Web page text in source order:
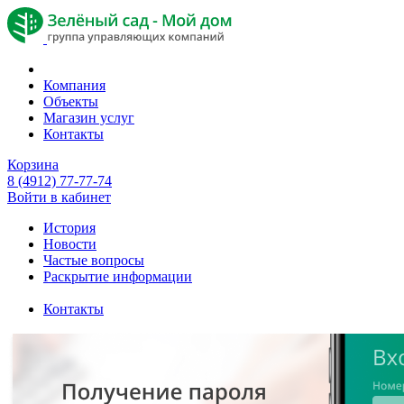
Компания
Объекты
Магазин услуг
Контакты
Корзина
8 (4912) 77-77-74
Войти в кабинет
История
Новости
Частые вопросы
Раскрытие информации
Контакты